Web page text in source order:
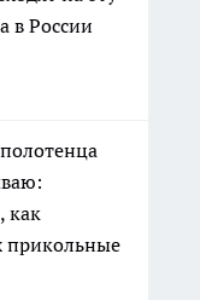
в России
как
прикольные